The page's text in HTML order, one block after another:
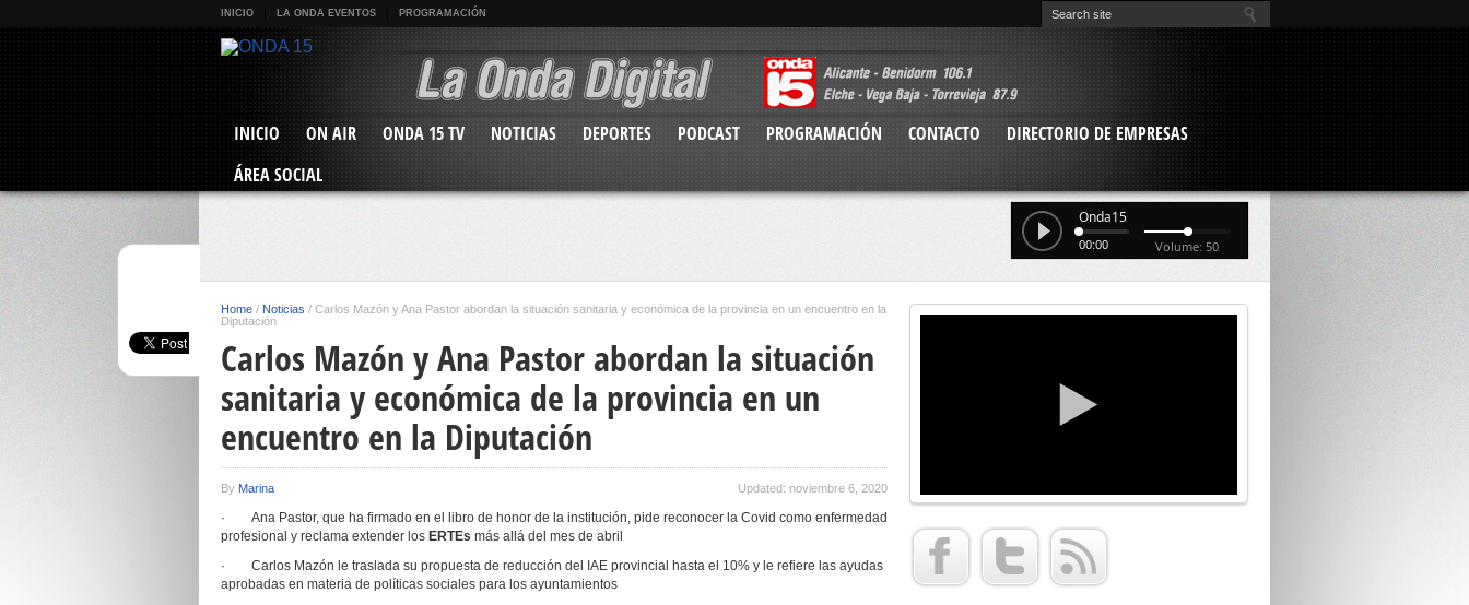
INICIO LA ONDA EVENTOS PROGRAMACIÓN
INICIO ON AIR ONDA 15 TV NOTICIAS DEPORTES PODCAST PROGRAMACIÓN CONTACTO
DIRECTORIO DE EMPRESAS
ÁREA SOCIAL
Onda15
00:00 Volume: 50
Home / Noticias / Carlos Mazón y Ana Pastor abordan la situación sanitaria y económica de la provincia en un encuentro en la
Diputación
Carlos Mazón y Ana Pastor abordan la situación
sanitaria y económica de la provincia en un
encuentro en la Diputación
By Marina Updated: noviembre 6, 2020
· Ana Pastor, que ha firmado en el libro de honor de la institución, pide reconocer la Covid como enfermedad
profesional y reclama extender los ERTEs más allá del mes de abril
· Carlos Mazón le traslada su propuesta de reducción del IAE provincial hasta el 10% y le refiere las ayudas
aprobadas en materia de políticas sociales para los ayuntamientos